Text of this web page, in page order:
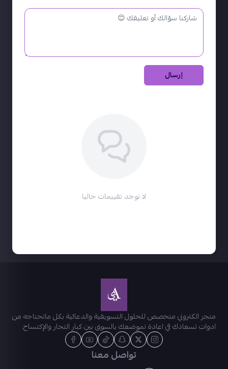
إرسال
لا توجد تقييمات حاليا
متجر الكتروني متخصص للحلول التسويقية والدعائية بكل ماتحتاجه من
ادوات تسعادك في اعادة تموضعك بالسوق بين كبار التجار والإكتساح.
تواصل معنا